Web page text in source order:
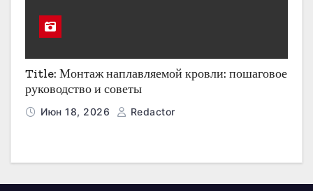
Title: Монтаж наплавляемой кровли: пошаговое
руководство и советы
Июн 18, 2026 Redactor